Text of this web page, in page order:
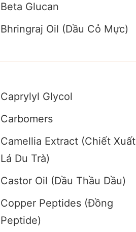
Beta Glucan
Bhringraj Oil (Dầu Cỏ Mực)
Caprylyl Glycol
Carbomers
Camellia Extract (Chiết Xuất
Lá Du Trà)
Castor Oil (Dầu Thầu Dầu)
Copper Peptides (Đồng
Peptide)